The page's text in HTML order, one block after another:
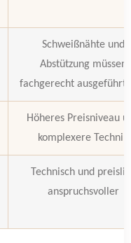
Schweißnähte und
Abstützung müssen
fachgerecht ausgeführt
Höheres Preisniveau
komplexere Technik
Technisch und
anspruchsvoller